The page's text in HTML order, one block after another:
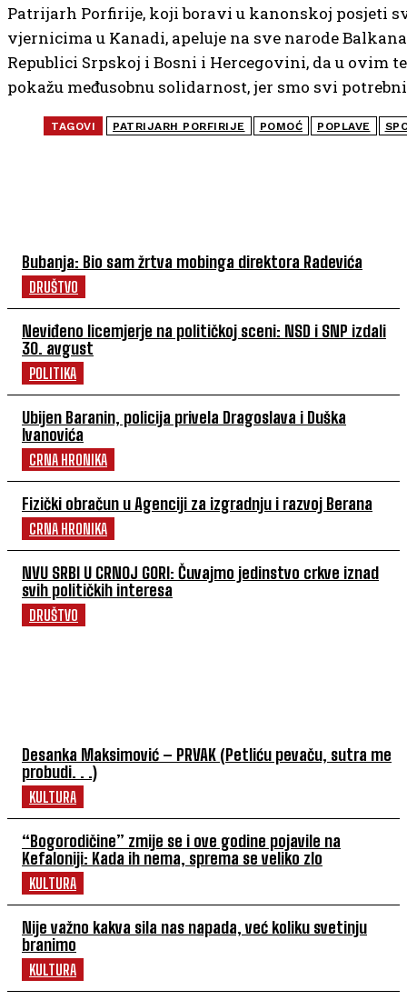
Bubanja: Bio sam žrtva mobinga direktora Radevića
DRUŠTVO
Neviđeno licemjerje na političkoj sceni: NSD i SNP izdali
30. avgust
POLITIKA
Ubijen Baranin, policija privela Dragoslava i Duška
Ivanovića
CRNA HRONIKA
Fizički obračun u Agenciji za izgradnju i razvoj Berana
CRNA HRONIKA
NVU SRBI U CRNOJ GORI: Čuvajmo jedinstvo crkve iznad
svih političkih interesa
DRUŠTVO
Desanka Maksimović – PRVAK (Petliću pevaču, sutra me
probudi. . .)
KULTURA
“Bogorodičine” zmije se i ove godine pojavile na
Kefaloniji: Kada ih nema, sprema se veliko zlo
KULTURA
Nije važno kakva sila nas napada, već koliku svetinju
branimo
KULTURA
Patrijarh Porfirije, koji boravi u kanonskoj posjeti
vjernicima u Kanadi, apeluje na sve narode
Republici Srpskoj i Bosni i Hercegovini, da u ovim
pokažu međusobnu solidarnost, jer smo svi
TAGOVI PATRIJARH PORFIRIJE POMOĆ POPLAVE SPC